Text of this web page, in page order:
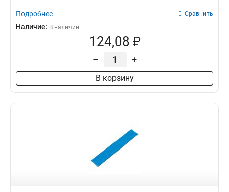
Подробнее Сравнить
Наличие: В наличии
124,08 ₽
– +
В корзину